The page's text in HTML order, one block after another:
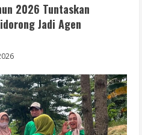
2026 Tuntaskan
Jadi Agen